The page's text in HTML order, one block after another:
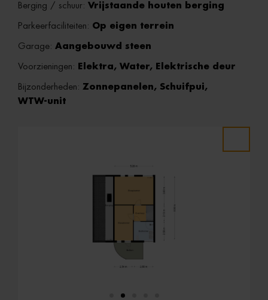
Berging / schuur: Vrijstaande houten berging
Parkeerfaciliteiten: Op eigen terrein
Garage: Aangebouwd steen
Voorzieningen: Elektra, Water, Elektrische deur
Bijzonderheden: Zonnepanelen, Schuifpui,
WTW-unit